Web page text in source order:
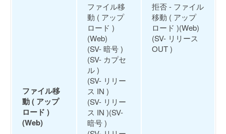
ファイル移
動 ( アップ
ロード )
(Web)
ファイル移
動 ( アップ
ロード )
(Web)
(SV- 暗号 )
(SV- カプセ
ル )
(SV- リリー
ス IN )
(SV- リリー
ス IN )(SV-
暗号 )
拒否 - ファイル
移動 ( アップ
ロード )(Web)
(SV- リリース
OUT )